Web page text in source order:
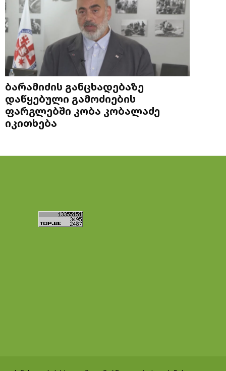
ბარამიძის განცხადებაზე
დაწყებული გამოძიების
ფარგლებში კობა კობალაძე
იკითხება